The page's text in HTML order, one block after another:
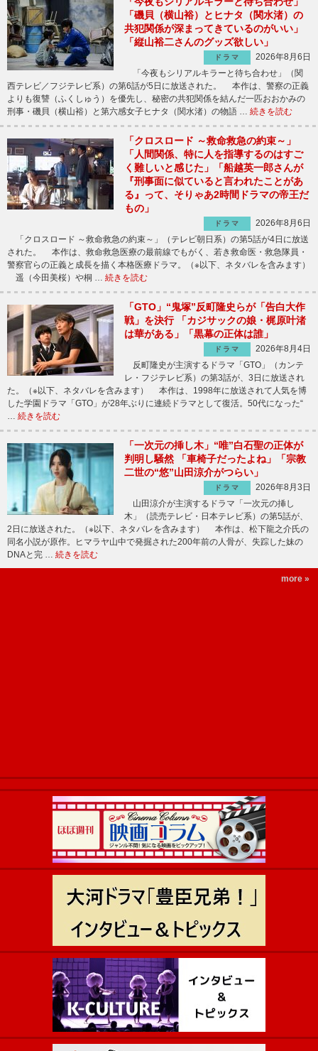
「磯貝（横山裕）とヒナタ（関水渚）の
共犯関係が深まってきているのがいい」
「縦山裕二さんのグッズ欲しい」
ドラマ
2026年8月6日
「今夜もシリアルキラーと待ち合わせ」（関
西テレビ／フジテレビ系）の第6話が5日に放送された。 本作は、警察の正義
よりも復讐（ふくしゅう）を優先し、秘密の共犯関係を結んだ一匹おおかみの
刑事・磯貝（横山裕）と第六感女子ヒナタ（関水渚）の物語 … 続きを読む
「クロスロード ～救命救急の約束～」
「人間関係、特に人を指導するのはすご
く難しいと感じた」「船越英一郎さんが
『刑事面に似ていると言われたことがあ
る』って、そりゃあ2時間ドラマの帝王だ
もの」
ドラマ
2026年8月6日
「クロスロード ～救命救急の約束～」（テレビ朝日系）の第5話が4日に放送
された。 本作は、救命救急医療の最前線でもがく、若き救命医・救急隊員・
警察官らの正義と成長を描く本格医療ドラマ。（※以下、ネタバレを含みます）
遥（今田美桜）や桐 … 続きを読む
「GTO」“鬼塚”反町隆史らが「告白大作
戦」を決行 「カジサックの娘・梶原叶渚
は華がある」「黒幕の正体は誰」
ドラマ
2026年8月4日
反町隆史が主演するドラマ「GTO」（カンテ
レ・フジテレビ系）の第3話が、3日に放送され
た。（※以下、ネタバレを含みます） 本作は、1998年に放送されて人気を博
した学園ドラマ「GTO」が28年ぶりに連続ドラマとして復活。50代になった“
… 続きを読む
「一次元の挿し木」“唯”白石聖の正体が
判明し騒然 「車椅子だったよね」「宗教
二世の“悠”山田涼介がつらい」
ドラマ
2026年8月3日
山田涼介が主演するドラマ「一次元の挿し
木」（読売テレビ・日本テレビ系）の第5話が、
2日に放送された。（※以下、ネタバレを含みます） 本作は、松下龍之介氏の
同名小説が原作。ヒマラヤ山中で発掘された200年前の人骨が、失踪した妹の
DNAと完 … 続きを読む
more »